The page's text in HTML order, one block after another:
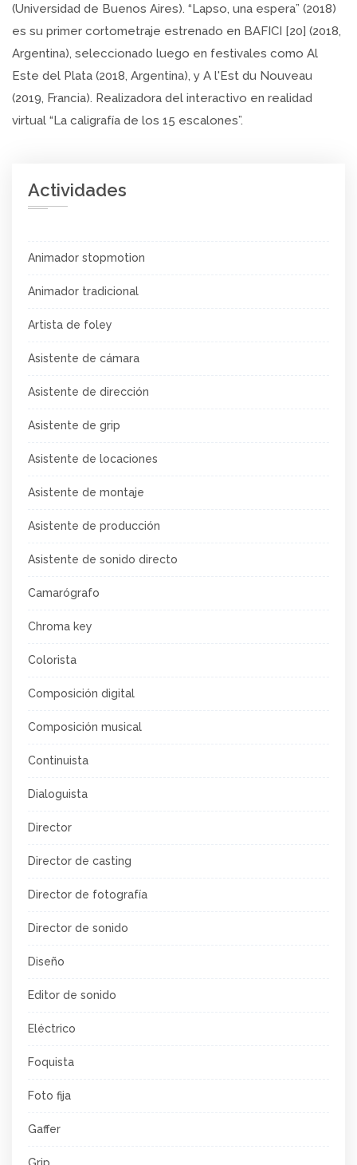
(Universidad de Buenos Aires). “Lapso, una espera” (2018)
es su primer cortometraje estrenado en BAFICI [20] (2018,
Argentina), seleccionado luego en festivales como Al
Este del Plata (2018, Argentina), y A l'Est du Nouveau
(2019, Francia). Realizadora del interactivo en realidad
virtual “La caligrafía de los 15 escalones”.
Actividades
Animador stopmotion
Animador tradicional
Artista de foley
Asistente de cámara
Asistente de dirección
Asistente de grip
Asistente de locaciones
Asistente de montaje
Asistente de producción
Asistente de sonido directo
Camarógrafo
Chroma key
Colorista
Composición digital
Composición musical
Continuista
Dialoguista
Director
Director de casting
Director de fotografía
Director de sonido
Diseño
Editor de sonido
Eléctrico
Foquista
Foto fija
Gaffer